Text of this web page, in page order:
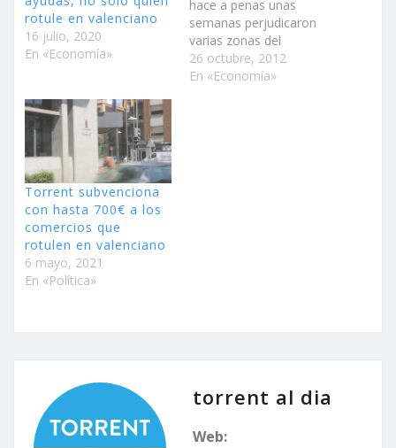
rotule en valenciano
16 julio, 2020
En «Economía»
hace a penas unas
semanas perjudicaron
varias zonas del
municipio A través del
Gobierno, los comercios
26 octubre, 2012
En «Economía»
Torrent subvenciona
con hasta 700€ a los
comercios que
rotulen en valenciano
6 mayo, 2021
En «Política»
torrent al dia
Web: